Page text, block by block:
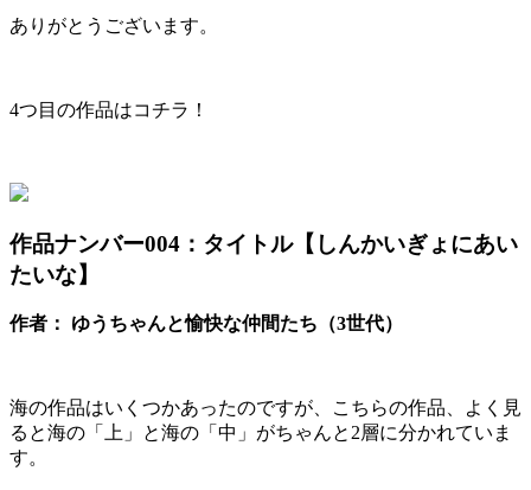
ありがとうございます。
4つ目の作品はコチラ！
作品ナンバー004： タイトル【しんかいぎょにあい
たいな】
作者： ゆうちゃんと愉快な仲間たち（3世代）
海の作品はいくつかあったのですが、こちらの作品、よく見
ると海の「上」と海の「中」がちゃんと2層に分かれていま
す。